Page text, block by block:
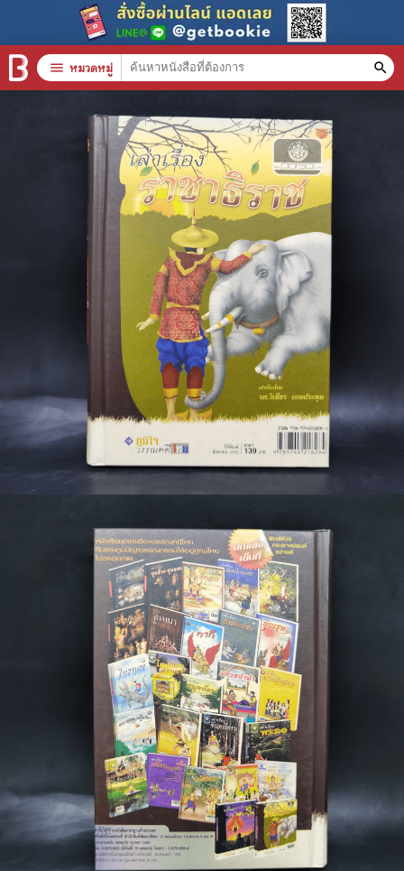
menu หมวดหมู่ search
หมวดหมู่สินค้า
หนังสือทั้งหมด
สินค้าใช้เฉพาะแต้มเท่านั้น
📚 หนังสือทั่วไป
🦄 วรรณกรรม นิยาย เรื่องสั้น
😼 หนังสือการ์ตูน
🐲 หนังสือเด็ก
📕 นิตยสาร
🌎 International Books
📅 สินค้าอื่นๆ